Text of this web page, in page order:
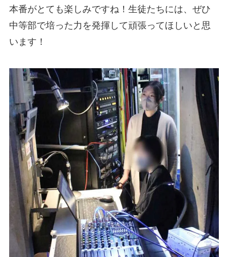
本番がとても楽しみですね！生徒たちには、ぜひ
中等部で培った力を発揮して頑張ってほしいと思
います！